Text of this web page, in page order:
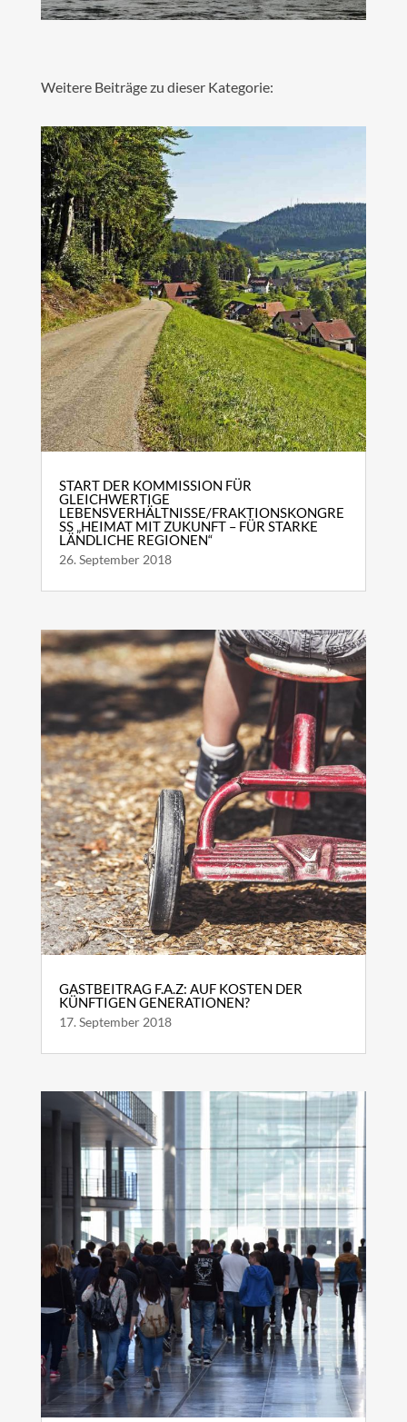
Weitere Beiträge zu dieser Kategorie:
START DER KOMMISSION FÜR
GLEICHWERTIGE
LEBENSVERHÄLTNISSE/FRAKTIONSKONGRE
SS „HEIMAT MIT ZUKUNFT – FÜR STARKE
LÄNDLICHE REGIONEN“
26. September 2018
GASTBEITRAG F.A.Z: AUF KOSTEN DER
KÜNFTIGEN GENERATIONEN?
17. September 2018